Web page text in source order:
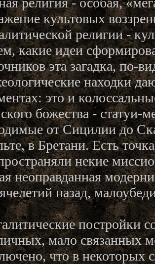
культовых
религии -
какие идеи
эта загадка, по-
находки
это и
божества - статуи-
от Сицилии до
в Бретани. Есть
некие
неоправданная
назад,
постройки
мало связанных
что в некоторых